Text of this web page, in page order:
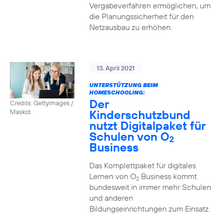
Vergabeverfahren ermöglichen, um
die Planungssicherheit für den
Netzausbau zu erhöhen.
Credits: Gettyimages /
Maskot
13. April 2021
UNTERSTÜTZUNG BEIM
HOMESCHOOLING:
Der
Kinderschutzbund
nutzt Digitalpaket für
Schulen von O2
Business
Das Komplettpaket für digitales
Lernen von O2Business kommt
bundesweit in immer mehr Schulen
und anderen
Bildungseinrichtungen zum Einsatz.